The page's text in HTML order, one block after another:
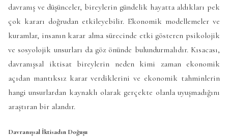
davranış ve düşünceler, bireylerin gündelik hayatta aldıkları pek
çok kararı doğrudan etkileyebilir. Ekonomik modellemeler ve
kuramlar, insanın karar alma sürecinde etki gösteren psikolojik
ve sosyolojik unsurları da göz önünde bulundurmalıdır. Kısacası,
davranışsal iktisat bireylerin neden kimi zaman ekonomik
açıdan mantıksız karar verdiklerini ve ekonomik tahminlerin
hangi unsurlardan kaynaklı olarak gerçekte olanla uyuşmadığını
araştıran bir alandır.
Davranışsal İktisadın Doğuşu